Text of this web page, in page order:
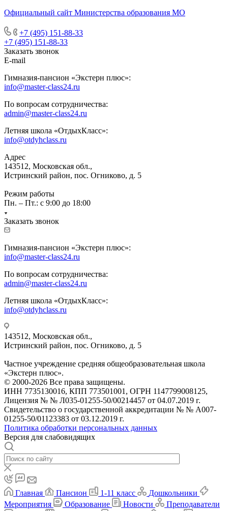
Официальный сайт Министерства образования МО
+7 (495) 151-88-33
+7 (495) 151-88-33
Заказать звонок
E-mail
Гимназия-пансион «Экстерн плюс»:
info@master-class24.ru
По вопросам сотрудничества:
admin@master-class24.ru
Летняя школа «ОтдыхКласс»:
info@otdyhclass.ru
Адрес
143512, Московская обл.,
Истринский район, пос. Огниково, д. 5
Режим работы
Пн. – Пт.: с 9:00 до 18:00
Заказать звонок
Гимназия-пансион «Экстерн плюс»:
info@master-class24.ru
По вопросам сотрудничества:
admin@master-class24.ru
Летняя школа «ОтдыхКласс»:
info@otdyhclass.ru
143512, Московская обл.,
Истринский район, пос. Огниково, д. 5
Частное учреждение средняя общеобразовательная школа
«Экстерн плюс».
© 2000-2026 Все права защищены.
ИНН 7735130016, КПП 773501001, ОГРН 1147799008125,
Лицензия № № Л035-01255-50/00214457 от 04.07.2019 г.
Свидетельство о государственной аккредитации № № А007-
01255-50/01123383 от 03.12.2019 г.
Политика обработки персональных данных
Версия для слабовидящих
Главная Пансион 1-11 класс
Дошкольники
Мероприятия
Образование Новости
Преподаватели